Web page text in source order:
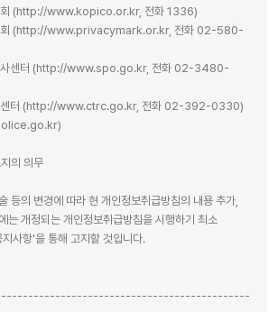
회 (http://www.kopico.or.kr, 전화 1336)
회 (http://www.privacymark.or.kr, 전화 02-580-
사센터 (http://www.spo.go.kr, 전화 02-3480-
센터 (http://www.ctrc.go.kr, 전화 02-392-0330)
의 의무
등의 변경에 따라 현 개인정보취급방침의 내용 추가,
는 개정되는 개인정보취급방침을 시행하기 최소
사항'을 통해 고지할 것입니다.